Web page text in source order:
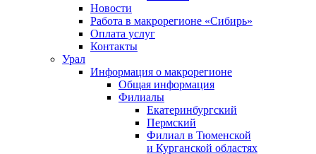
Новости
Работа в макрорегионе «Сибирь»
Оплата услуг
Контакты
Урал
Информация о макрорегионе
Общая информация
Филиалы
Екатеринбургский
Пермский
Филиал в Тюменской
и Курганской областях